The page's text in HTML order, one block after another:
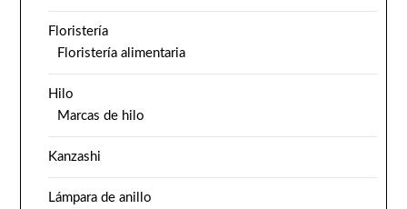
Floristería
Floristería alimentaria
Hilo
Marcas de hilo
Kanzashi
Lámpara de anillo